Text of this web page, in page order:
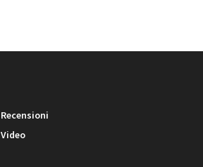
Recensioni
Video